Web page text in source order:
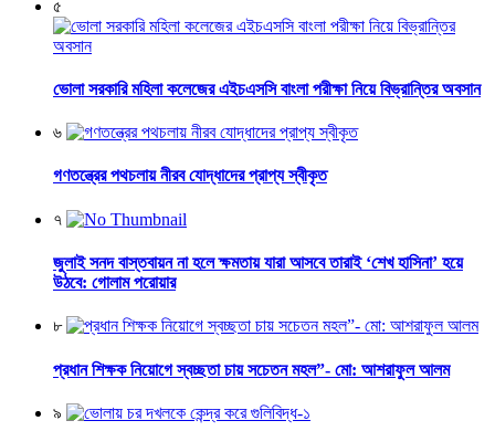
৫
ভোলা সরকারি মহিলা কলেজের এইচএসসি বাংলা পরীক্ষা নিয়ে বিভ্রান্তির অবসান
৬
গণতন্ত্রের পথচলায় নীরব যোদ্ধাদের প্রাপ্য স্বীকৃত
৭
জুলাই সনদ বাস্তবায়ন না হলে ক্ষমতায় যারা আসবে তারাই ‘শেখ হাসিনা’ হয়ে
উঠবে: গোলাম পরোয়ার
৮
প্রধান শিক্ষক নিয়োগে স্বচ্ছতা চায় সচেতন মহল”- মো: আশরাফুল আলম
৯